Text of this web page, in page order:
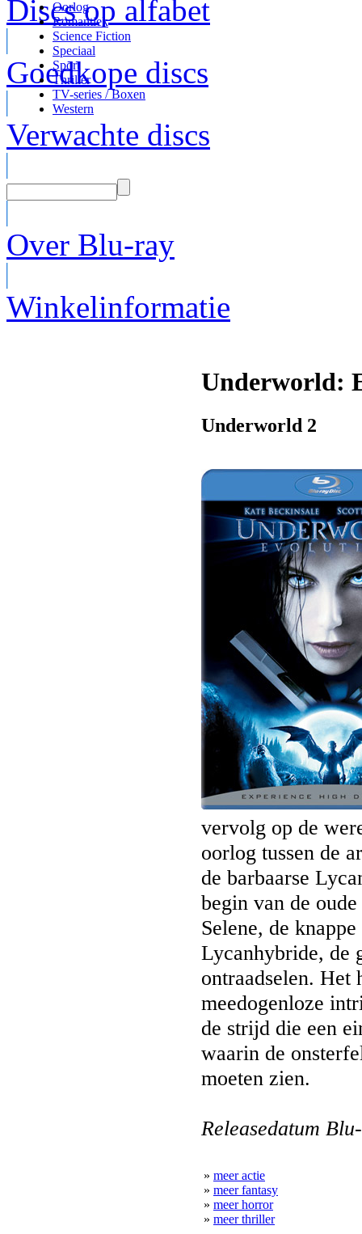
Discs op alfabet
Goedkope discs
Verwachte discs
Over Blu-ray
Winkelinformatie
Oorlog
Romantiek
Science Fiction
Speciaal
Sport
Thriller
TV-series / Boxen
Western
Underworld:
Underworld 2
vervolg op de
oorlog tussen de
de barbaarse
begin van de
Selene, de
Lycanhybride, de
ontraadselen. Het
meedogenloze
de strijd die een
waarin de
moeten zien.
Releasedatum
» meer actie
» meer fantasy
» meer horror
» meer thriller